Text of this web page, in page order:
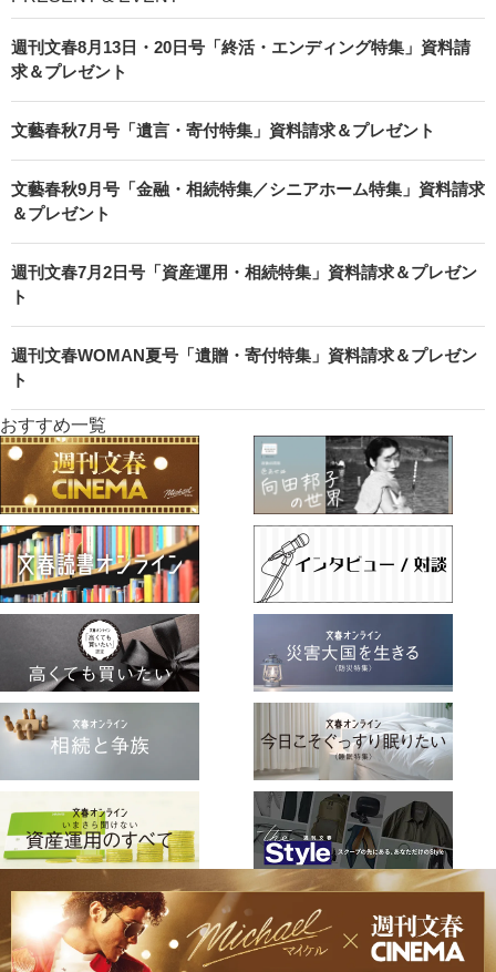
週刊文春8月13日・20日号「終活・エンディング特集」資料請
求＆プレゼント
文藝春秋7月号「遺言・寄付特集」資料請求＆プレゼント
文藝春秋9月号「金融・相続特集／シニアホーム特集」資料請求
＆プレゼント
週刊文春7月2日号「資産運用・相続特集」資料請求＆プレゼン
ト
週刊文春WOMAN夏号「遺贈・寄付特集」資料請求＆プレゼン
ト
おすすめ一覧